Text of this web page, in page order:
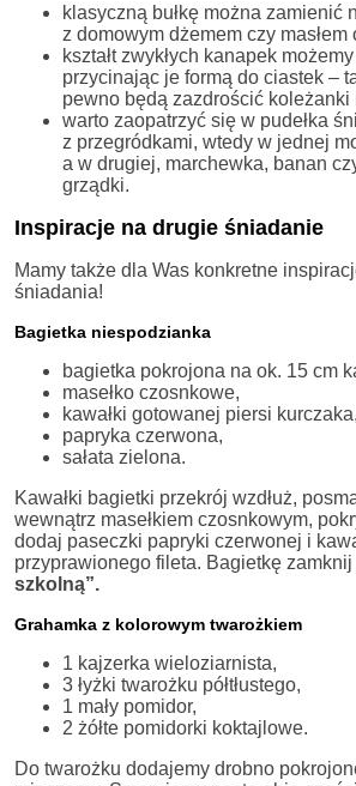
klasyczną bułkę można zamienić
z domowym dżemem czy masłem
kształt zwykłych kanapek
przycinając je formą do ciastek –
pewno będą zazdrościć koleżanki
warto zaopatrzyć się w pudełka
z przegródkami, wtedy w jednej
a w drugiej, marchewka, banan
grządki.
Inspiracje na drugie śniadanie
Mamy także dla Was konkretne
śniadania!
Bagietka niespodzianka
bagietka pokrojona na ok. 15 cm
masełko czosnkowe,
kawałki gotowanej piersi kurczaka,
papryka czerwona,
sałata zielona.
Kawałki bagietki przekrój wzdłuż,
wewnątrz masełkiem czosnkowym,
dodaj paseczki papryki czerwonej i
przyprawionego fileta. Bagietkę zamknij
szkolną”.
Grahamka z kolorowym twarożkiem
1 kajzerka wieloziarnista,
3 łyżki twarożku półtłustego,
1 mały pomidor,
2 żółte pomidorki koktajlowe.
Do twarożku dodajemy drobno